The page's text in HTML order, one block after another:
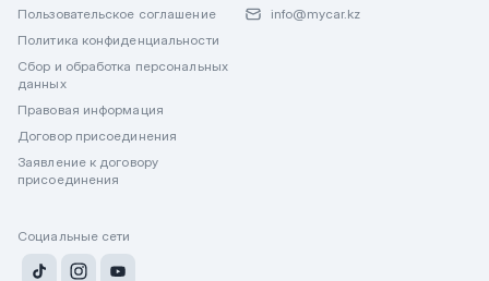
Пользовательское соглашение
Политика конфиденциальности
Сбор и обработка персональных
данных
Правовая информация
Договор присоединения
Заявление к договору
присоединения
info@mycar.kz
Социальные сети